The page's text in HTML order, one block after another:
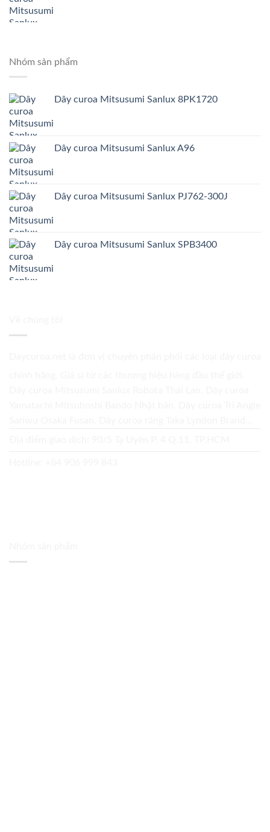
Nhóm sản phẩm
Dây curoa Mitsusumi Sanlux 8PK1720
Dây curoa Mitsusumi Sanlux A96
Dây curoa Mitsusumi Sanlux PJ762-300J
Dây curoa Mitsusumi Sanlux SPB3400